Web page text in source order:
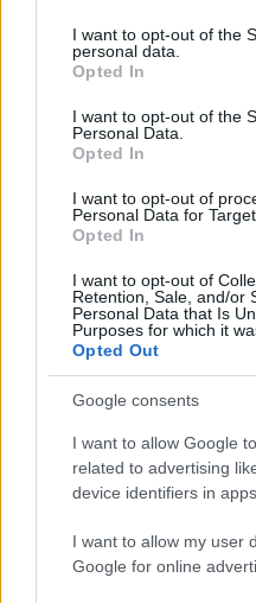
not limited to your visit or
grant or deny consent to
use your data for below
consent section.
I want to opt-out of the
personal data.
Opted In
I want to opt-out of the
Personal Data.
Opted In
I want to opt-out of
Personal Data for
Opted In
I want to opt-out of
Retention, Sale, and/or
Personal Data that Is
Purposes for which it
Opted Out
Google consents
I want to allow Google
related to advertising
device identifiers in apps.
I want to allow my user
Google for online
Continua a
FOCUS PMI